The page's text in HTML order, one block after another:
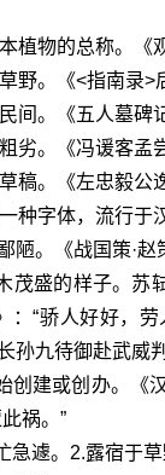
植物的总称。《
野。《<指南录>
间。《五人墓碑
劣。《冯谖客孟
稿。《左忠毅公
种字体，流行于
陋。《战国策·赵
茂盛的样子。
：“骄人好好，劳
孙九待御赴武威
创建或创办。《
祸。”
急遽。2.露宿于草